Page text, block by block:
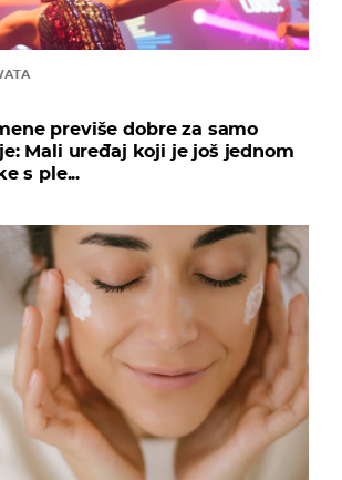
previše dobre za samo
Mali uređaj koji je još jednom
s ple...